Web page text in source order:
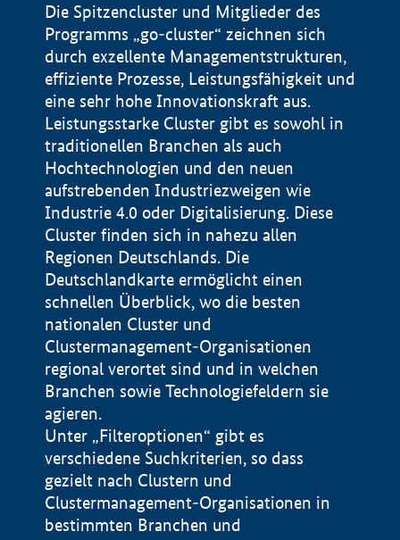
Die Spitzencluster und Mitglieder des
Programms „go-cluster“ zeichnen sich
durch exzellente Managementstrukturen,
effiziente Prozesse, Leistungsfähigkeit und
eine sehr hohe Innovationskraft aus.
Leistungsstarke Cluster gibt es sowohl in
traditionellen Branchen als auch
Hochtechnologien und den neuen
aufstrebenden Industriezweigen wie
Industrie 4.0 oder Digitalisierung. Diese
Cluster finden sich in nahezu allen
Regionen Deutschlands. Die
Deutschlandkarte ermöglicht einen
schnellen Überblick, wo die besten
nationalen Cluster und
Clustermanagement-Organisationen
regional verortet sind und in welchen
Branchen sowie Technologiefeldern sie
agieren.
Unter „Filteroptionen“ gibt es
verschiedene Suchkriterien, so dass
gezielt nach Clustern und
Clustermanagement-Organisationen in
bestimmten Branchen und
Impressum
Datenschutzerklärung
BMWE, 2026 ©
100 km © Geobasis-DE / BKG 2015